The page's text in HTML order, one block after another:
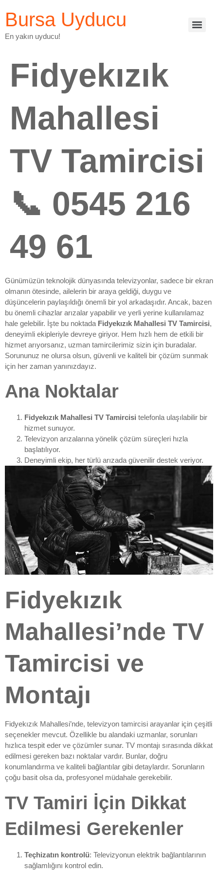
Bursa Uyducu
En yakın uyducu!
Fidyekızık
Mahallesi
TV Tamircisi
📞 0545 216
49 61
Günümüzün teknolojik dünyasında televizyonlar, sadece bir ekran
olmanın ötesinde, ailelerin bir araya geldiği, duygu ve
düşüncelerin paylaşıldığı önemli bir yol arkadaşıdır. Ancak, bazen
bu önemli cihazlar arızalar yapabilir ve yerli yerine kullanılamaz
hale gelebilir. İşte bu noktada Fidyekızık Mahallesi TV Tamircisi,
deneyimli ekipleriyle devreye giriyor. Hem hızlı hem de etkili bir
hizmet arıyorsanız, uzman tamircilerimiz sizin için buradalar.
Sorununuz ne olursa olsun, güvenli ve kaliteli bir çözüm sunmak
için her zaman yanınızdayız.
Ana Noktalar
Fidyekızık Mahallesi TV Tamircisi telefonla ulaşılabilir bir
hizmet sunuyor.
Televizyon arızalarına yönelik çözüm süreçleri hızla
başlatılıyor.
Deneyimli ekip, her türlü arızada güvenilir destek veriyor.
Fidyekızık
Mahallesi’nde TV
Tamircisi ve
Montajı
Fidyekızık Mahallesi’nde, televizyon tamircisi arayanlar için çeşitli
seçenekler mevcut. Özellikle bu alandaki uzmanlar, sorunları
hızlıca tespit eder ve çözümler sunar. TV montajı sırasında dikkat
edilmesi gereken bazı noktalar vardır. Bunlar, doğru
konumlandırma ve kaliteli bağlantılar gibi detaylardır. Sorunların
çoğu basit olsa da, profesyonel müdahale gerekebilir.
TV Tamiri İçin Dikkat
Edilmesi Gerekenler
Teçhizatın kontrolü: Televizyonun elektrik bağlantılarının
sağlamlığını kontrol edin.